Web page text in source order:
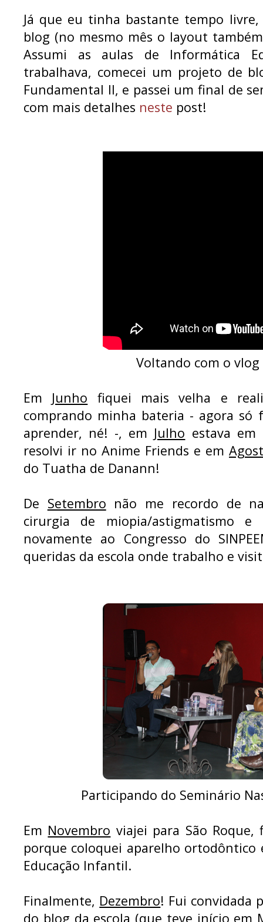
Já que eu tinha bastante tempo
blog (no mesmo mês o layout
Assumi as aulas de Informática
trabalhava, comecei um projeto de
Fundamental II, e passei um final de
com mais detalhes neste post!
Voltando com o
Em Junho fiquei mais velha e
comprando minha bateria - agora só
aprender, né! -, em Julho estava
resolvi ir no Anime Friends e em
do Tuatha de Danann!
De Setembro não me recordo de
cirurgia de miopia/astigmatismo
novamente ao Congresso do
queridas da escola onde trabalho e
Participando do Seminário
Em Novembro viajei para São
porque coloquei aparelho ortodôntico
Educação Infantil.
Finalmente, Dezembro! Fui convidada
do blog da escola (que teve início em